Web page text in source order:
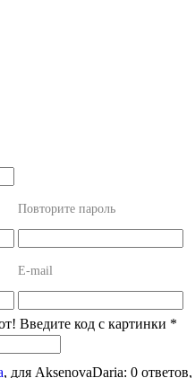
Повторите пароль
E-mail
Введите код с картинки *
, для AksenovaDaria: 0 ответов,